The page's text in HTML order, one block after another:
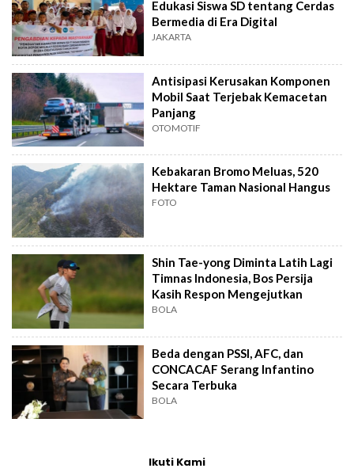
Edukasi Siswa SD tentang Cerdas
Bermedia di Era Digital
JAKARTA
Antisipasi Kerusakan Komponen
Mobil Saat Terjebak Kemacetan
Panjang
OTOMOTIF
Kebakaran Bromo Meluas, 520
Hektare Taman Nasional Hangus
FOTO
Shin Tae-yong Diminta Latih Lagi
Timnas Indonesia, Bos Persija
Kasih Respon Mengejutkan
BOLA
Beda dengan PSSI, AFC, dan
CONCACAF Serang Infantino
Secara Terbuka
BOLA
Ikuti Kami